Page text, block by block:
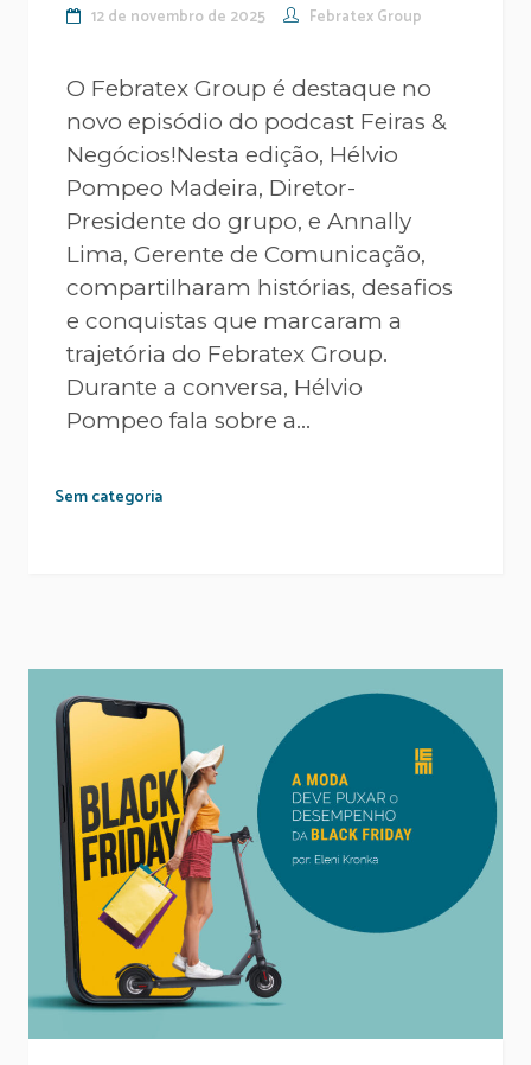
12 de novembro de 2025 Febratex Group
O Febratex Group é destaque no
novo episódio do podcast Feiras &
Negócios!Nesta edição, Hélvio
Pompeo Madeira, Diretor-
Presidente do grupo, e Annally
Lima, Gerente de Comunicação,
compartilharam histórias, desafios
e conquistas que marcaram a
trajetória do Febratex Group.
Durante a conversa, Hélvio
Pompeo fala sobre a...
Sem categoria